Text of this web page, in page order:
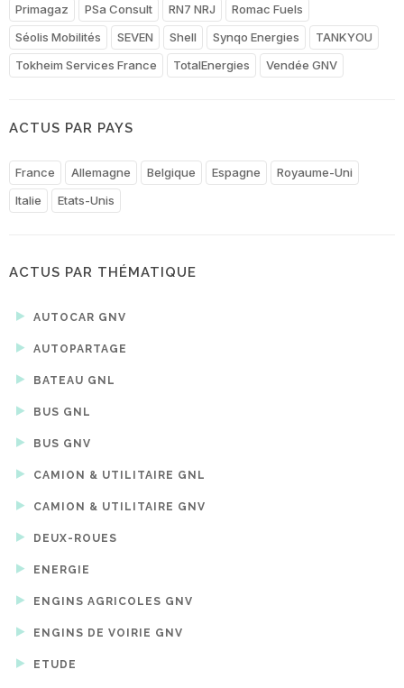
Primagaz
PSa Consult RN7 NRJ
Romac Fuels
Séolis Mobilités
SEVEN Shell Synqo Energies
TANKYOU
Tokheim Services France
TotalEnergies Vendée GNV
ACTUS PAR PAYS
France Allemagne Belgique Espagne
Royaume-Uni
Italie
Etats-Unis
ACTUS PAR THÉMATIQUE
AUTOCAR GNV
AUTOPARTAGE
BATEAU GNL
BUS GNL
BUS GNV
CAMION & UTILITAIRE GNL
CAMION & UTILITAIRE GNV
DEUX-ROUES
ENERGIE
ENGINS AGRICOLES GNV
ENGINS DE VOIRIE GNV
ETUDE